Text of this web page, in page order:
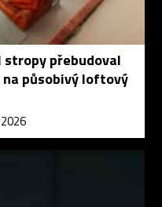
přebudoval
působivý loftový